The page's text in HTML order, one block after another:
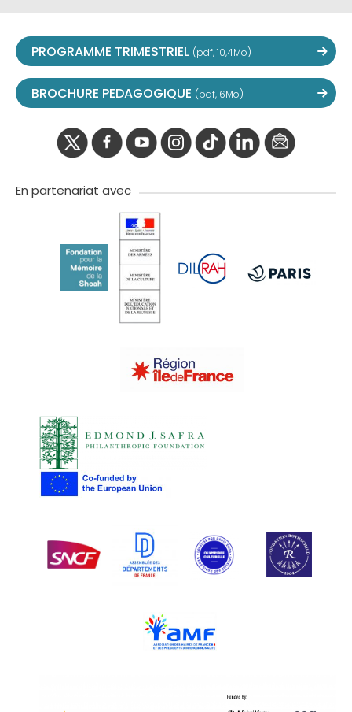
PROGRAMME TRIMESTRIEL (pdf, 10,4Mo)
BROCHURE PEDAGOGIQUE (pdf, 6Mo)
En partenariat avec